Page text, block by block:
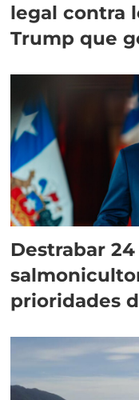
legal contra
Trump que
Destrabar
prioridades